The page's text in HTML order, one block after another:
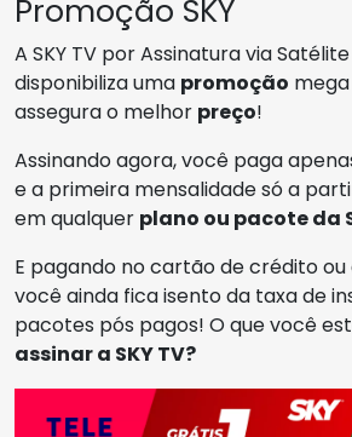
Promoção SKY
A SKY TV por Assinatura via
disponibiliza uma promoção
assegura o melhor preço!
Assinando agora, você paga
e a primeira mensalidade só a
em qualquer plano ou pacote da
E pagando no cartão de crédito
você ainda fica isento da taxa de
pacotes pós pagos! O que você
assinar a SKY TV?